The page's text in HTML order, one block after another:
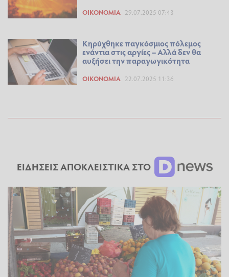
ΟΙΚΟΝΟΜΊΑ 29.07.2025 07:43
Κηρύχθηκε παγκόσμιος πόλεμος
ενάντια στις αργίες – Αλλά δεν θα
αυξήσει την παραγωγικότητα
ΟΙΚΟΝΟΜΊΑ 22.07.2025 11:36
ΕΙΔΗΣΕΙΣ ΑΠΟΚΛΕΙΣΤΙΚΑ ΣΤΟ